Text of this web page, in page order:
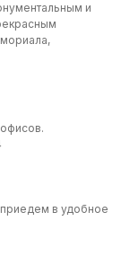
и
в удобное